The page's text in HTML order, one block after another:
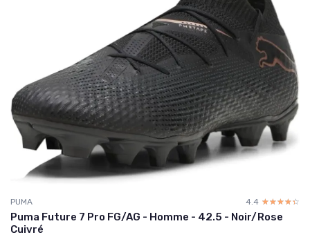
PUMA 4.4 ☆☆☆☆☆
★★★★★
Puma Future 7 Pro FG/AG - Homme - 42.5 - Noir/Rose
Cuivré